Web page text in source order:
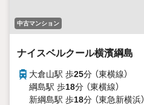
中古マンション
ナイスベルクール横濱綱島
大倉山駅 歩25分 （東横線）
綱島駅 歩18分 （東横線）
新綱島駅 歩18分 （東急新横浜）